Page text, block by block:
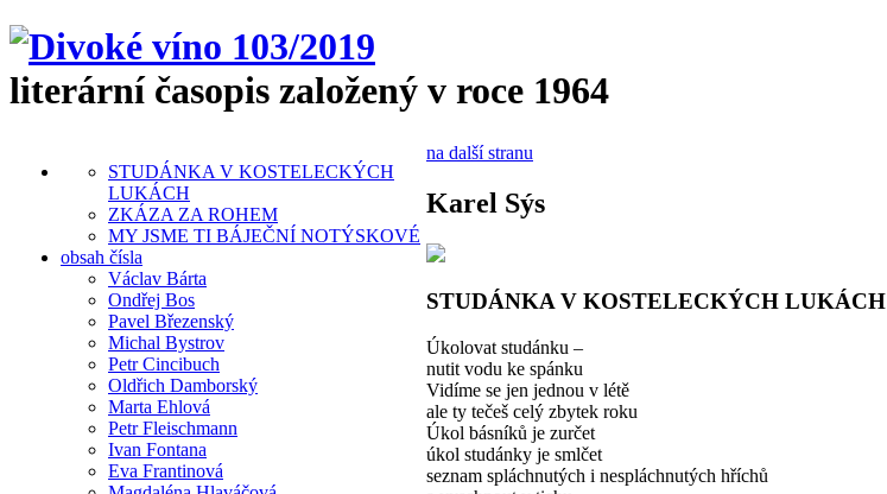
literární časopis založený v roce 1964
STUDÁNKA V KOSTELECKÝCH
LUKÁCH
ZKÁZA ZA ROHEM
MY JSME TI BÁJEČNÍ NOTÝSKOVÉ
obsah čísla
Václav Bárta
Ondřej Bos
Pavel Březenský
Michal Bystrov
Petr Cincibuch
Oldřich Damborský
Marta Ehlová
Petr Fleischmann
Ivan Fontana
Eva Frantinová
na další stranu
Karel Sýs
STUDÁNKA V KOSTELECKÝCH LUKÁCH
Úkolovat studánku –
nutit vodu ke spánku
Vidíme se jen jednou v létě
ale ty tečeš celý zbytek roku
Úkol básníků je zurčet
úkol studánky je smlčet
seznam spláchnutých i nespláchnutých hříchů